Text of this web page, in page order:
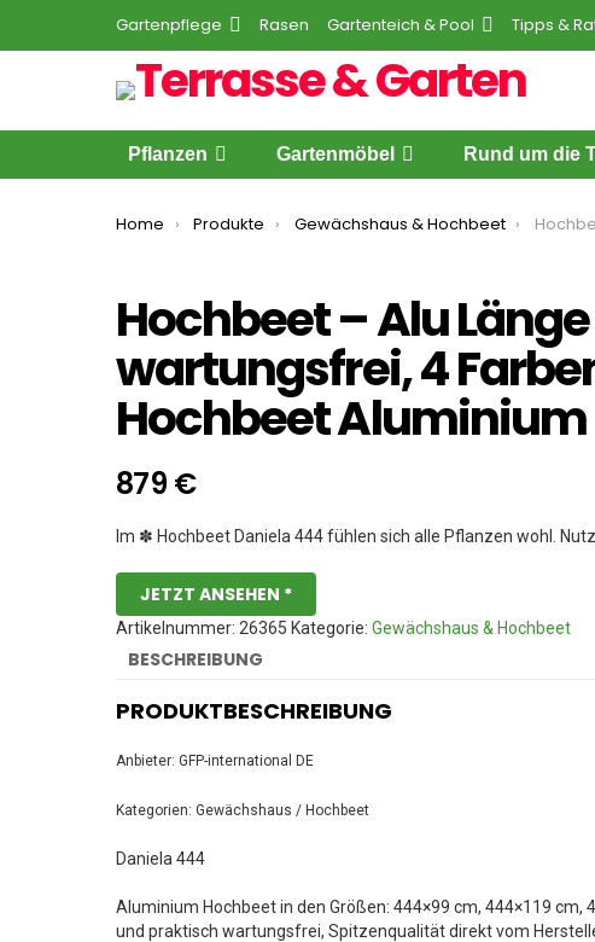
Gartenpflege Rasen Gartenteich & Pool Tipps &
Pflanzen Gartenmöbel Rund um die
You are here:
Home Produkte Gewächshaus & Hochbeet Hochbeet – Alu Länge 444
Hochbeet – Alu
wartungsfrei, 4
Hochbeet Aluminium
879 €
Im ✽ Hochbeet Daniela 444 fühlen sich alle Pflanzen wohl.
JETZT ANSEHEN *
Artikelnummer: 26365 Kategorie: Gewächshaus & Hochbeet
BESCHREIBUNG
PRODUKTBESCHREIBUNG
Anbieter: GFP-international DE
Kategorien: Gewächshaus / Hochbeet
Daniela 444
Aluminium Hochbeet in den Größen: 444×99 cm, 444×119
und praktisch wartungsfrei, Spitzenqualität direkt vom